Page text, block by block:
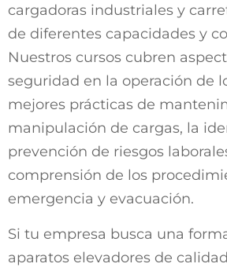
cargadoras industriales y
de diferentes capacidades y
Nuestros cursos cubren
seguridad en la operación de
mejores prácticas de
manipulación de cargas, la
prevención de riesgos
comprensión de los
emergencia y evacuación.
Si tu empresa busca una
aparatos elevadores de